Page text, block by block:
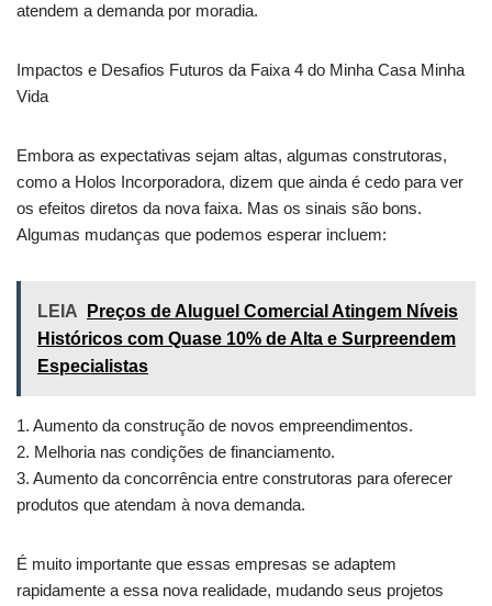
atendem a demanda por moradia.
Impactos e Desafios Futuros da Faixa 4 do Minha Casa Minha
Vida
Embora as expectativas sejam altas, algumas construtoras,
como a Holos Incorporadora, dizem que ainda é cedo para ver
os efeitos diretos da nova faixa. Mas os sinais são bons.
Algumas mudanças que podemos esperar incluem:
LEIA
Preços de Aluguel Comercial Atingem Níveis
Históricos com Quase 10% de Alta e Surpreendem
Especialistas
1. Aumento da construção de novos empreendimentos.
2. Melhoria nas condições de financiamento.
3. Aumento da concorrência entre construtoras para oferecer
produtos que atendam à nova demanda.
É muito importante que essas empresas se adaptem
rapidamente a essa nova realidade, mudando seus projetos